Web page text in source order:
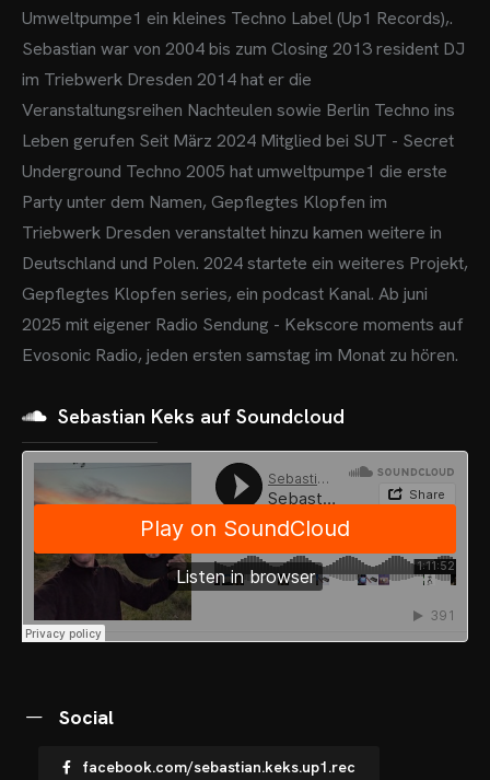
SHOP
Umweltpumpe1 ein kleines Techno Label (Up1 Records),.
Sebastian war von 2004 bis zum Closing 2013 resident DJ
im Triebwerk Dresden 2014 hat er die
Veranstaltungsreihen Nachteulen sowie Berlin Techno ins
Leben gerufen Seit März 2024 Mitglied bei SUT - Secret
Underground Techno 2005 hat umweltpumpe1 die erste
Party unter dem Namen, Gepflegtes Klopfen im
Triebwerk Dresden veranstaltet hinzu kamen weitere in
Deutschland und Polen. 2024 startete ein weiteres Projekt,
Gepflegtes Klopfen series, ein podcast Kanal. Ab juni
2025 mit eigener Radio Sendung - Kekscore moments auf
Evosonic Radio, jeden ersten samstag im Monat zu hören.
Sebastian Keks auf Soundcloud
Social
facebook.com/sebastian.keks.up1.rec